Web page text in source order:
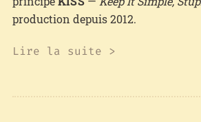
production depuis 2012.
Lire la suite >